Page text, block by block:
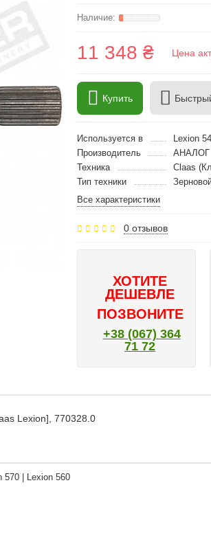
11 348 ₴ Цена
Купить
Используется в
Lexion
Производитель
АНАЛОГ
Техника
Claas
Тип техники
Все характеристики
0 отзывов
ХОТИТЕ
ДЕШЕВЛЕ
ПОЗВОНИТЕ
+38 (067) 364
71 72
Lexion], 770328.0
570 | Lexion 560